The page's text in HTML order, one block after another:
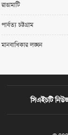
রাঙামাটি
পার্বত্য চট্টগ্রাম
মানবাধিকার লঙ্ঘন
সিএইচটি